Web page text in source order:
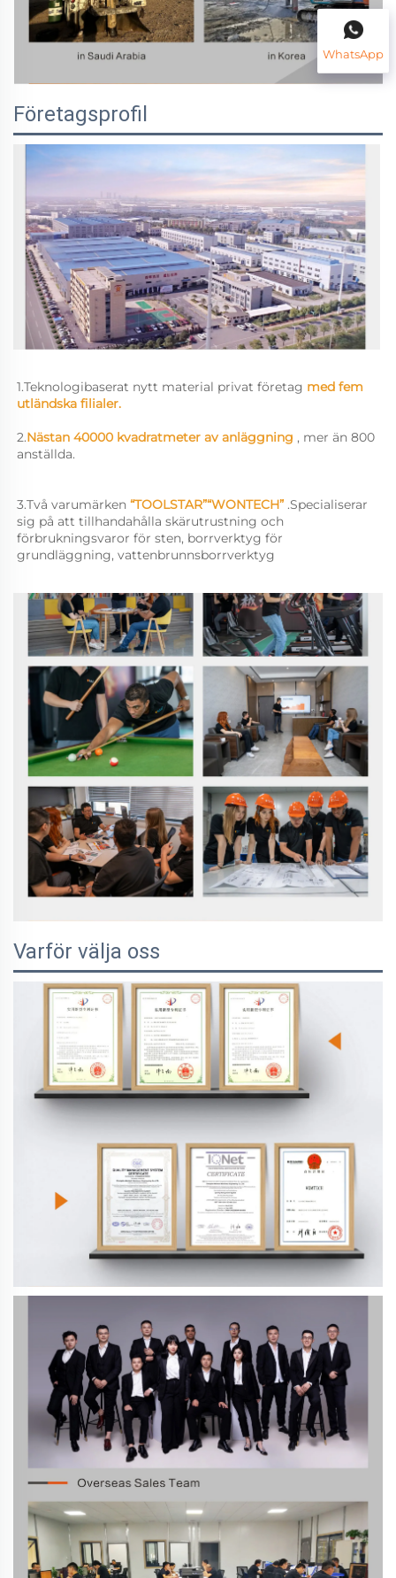
Företagsprofil
1.Teknologibaserat nytt material privat företag med fem
utländska filialer.
2.Nästan 40000 kvadratmeter av anläggning , mer än 800
anställda.
3.Två varumärken “TOOLSTAR”“WONTECH” .Specialiserar
sig på att tillhandahålla skärutrustning och
förbrukningsvaror för sten, borrverktyg för
grundläggning, vattenbrunnsborrverktyg
Varför välja oss
WhatsApp